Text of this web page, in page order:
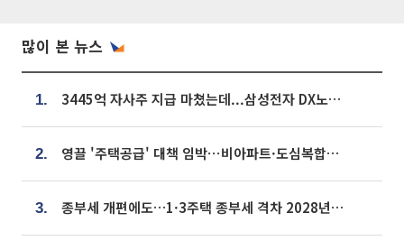
많이 본 뉴스
1. 3445억 자사주 지급 마쳤는데...삼성전자 DX노조, 뒤늦은 '떼쓰기 집회'
2. 영끌 '주택공급' 대책 임박⋯비아파트·도심복합까지 총동원
3. 종부세 개편에도…1·3주택 종부세 격차 2028년부터 확대